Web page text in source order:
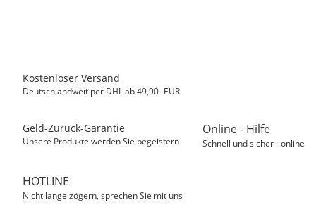
Kostenloser Versand
Deutschlandweit per DHL ab 49,90- EUR
Geld-Zurück-Garantie
Unsere Produkte werden Sie begeistern
Online - Hilfe
Schnell und sicher - online
HOTLINE
Nicht lange zögern, sprechen Sie mit uns